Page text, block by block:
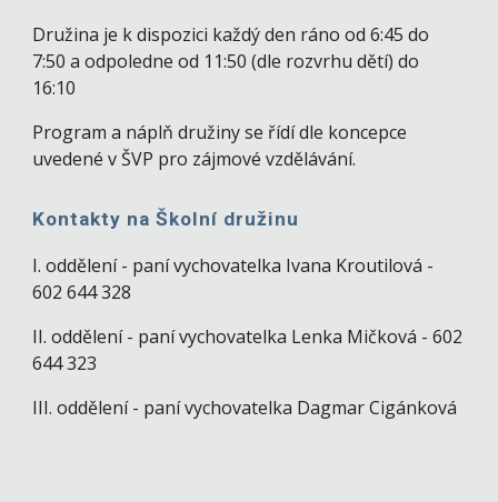
Družina je k dispozici každý den ráno od 6:45 do
7:50 a odpoledne od 11:50 (dle rozvrhu dětí) do
16:10
Program a náplň družiny se řídí dle koncepce
uvedené v ŠVP pro zájmové vzdělávání.
Kontakty na Školní družinu
I. oddělení - paní vychovatelka Ivana Kroutilová -
602 644 328
II. oddělení - paní vychovatelka Lenka Mičková -602
644 323
III. oddělení - paní vychovatelka Dagmar Cigánková